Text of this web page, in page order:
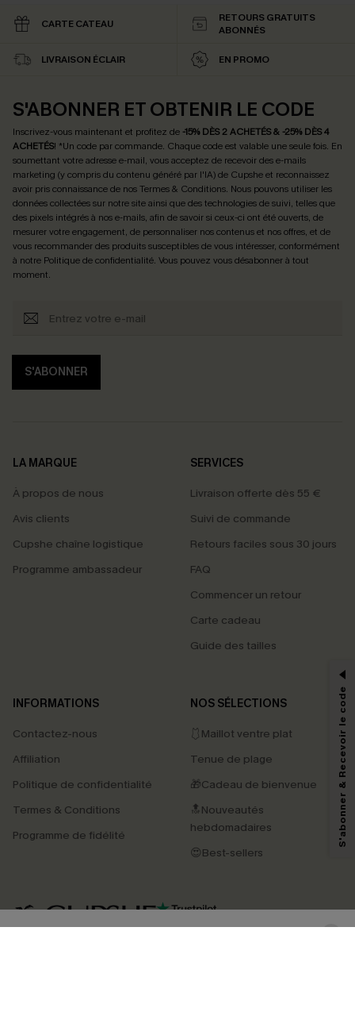
CARTE CATEAU
RETOURS GRATUITS
ABONNÉS
LIVRAISON ÉCLAIR EN PROMO
S'ABONNER ET OBTENIR LE CODE
Inscrivez-vous maintenant et profitez de -15% DÈS 2 ACHETÉS & -25% DÈS 4
ACHETÉS! *Un code par commande. Chaque code est valable une seule fois. En
soumettant votre adresse e-mail, vous acceptez de recevoir des e-mails
marketing (y compris du contenu généré par l'IA) de Cupshe et reconnaissez
avoir pris connaissance de nosTermes & Conditions. Nous pouvons utiliser les
données collectées sur notre site ainsi que des technologies de suivi, telles que
des pixels intégrés à nos e-mails, afin de savoir si ceux-ci ont été ouverts, de
mesurer votre engagement, de personnaliser nos contenus et nos offres, et de
vous recommander des produits susceptibles de vous intéresser, conformément
à notre Politique de confidentialité. Vous pouvez vous désabonner à tout
moment.
S'ABONNER
LA MARQUE
À propos de nous
Avis clients
Cupshe chaîne logistique
Programme ambassadeur
SERVICES
Livraison offerte dès 55 €
Suivi de commande
Retours faciles sous 30 jours
FAQ
Commencer un retour
Carte cadeau
Guide des tailles
INFORMATIONS
Contactez-nous
Affiliation
Politique de confidentialité
Termes & Conditions
Programme de fidélité
NOS SÉLECTIONS
🩱Maillot ventre plat
Tenue de plage
🎁Cadeau de bienvenue
🔝Nouveautés
hebdomadaires
😍Best-sellers
4.4
PROFITEZ DE -15%
marketing (y compris du contenu généré par l'IA) de Cupshe et
pouvons utiliser les données collectées sur notre site ainsi que des
savoir si ceux-ci ont été ouverts, de mesurer votre engagement, de
personnaliser nos contenus et nos offres, et de vous recommander des
produits susceptibles de vous intéresser, conformément à notre
Politique de
. Vous pouvez vous désabonner à tout moment.
S'abonner & Recevoir le code